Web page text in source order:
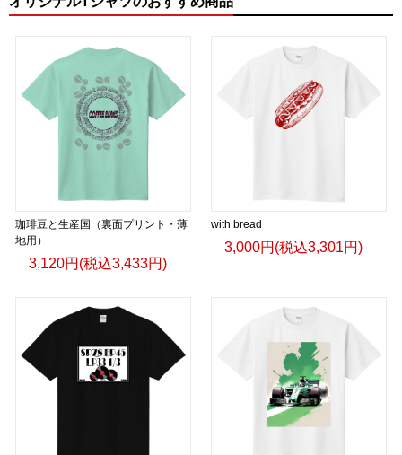
珈琲豆と生産国（裏面プリント・薄
地用）
3,120円(税込3,433円)
with bread
3,000円(税込3,301円)